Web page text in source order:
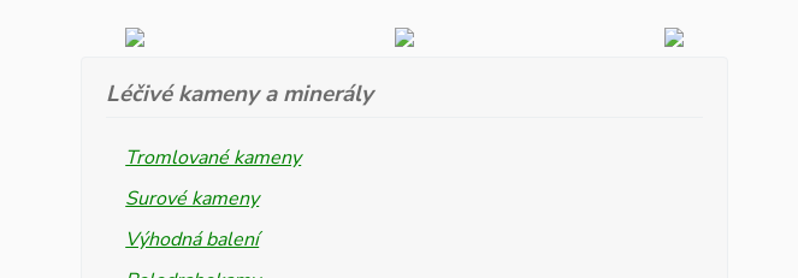
Léčivé kameny a minerály
Tromlované kameny
Surové kameny
Výhodná balení